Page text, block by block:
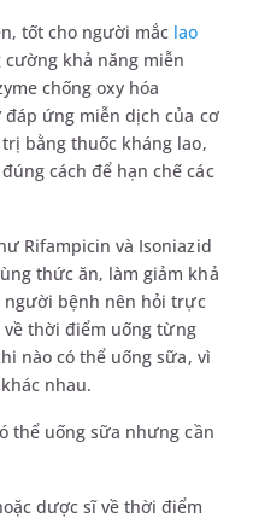
tốt cho người mắc lao
khả năng miễn
chống oxy hóa
ứng miễn dịch của cơ
bằng thuốc kháng lao,
cách để hạn chế các
Rifampicin và Isoniazid
thức ăn, làm giảm khả
người bệnh nên hỏi trực
thời điểm uống từng
nào có thể uống sữa, vì
nhau.
thể uống sữa nhưng cần
dược sĩ về thời điểm